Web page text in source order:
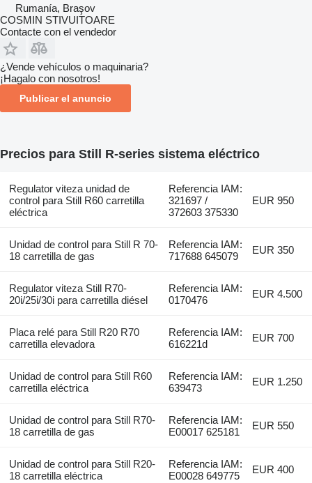
Rumanía, Braşov
COSMIN STIVUITOARE
Contacte con el vendedor
¿Vende vehículos o maquinaria?
¡Hagalo con nosotros!
Publicar el anuncio
Precios para Still R-series sistema eléctrico
Regulator viteza unidad de
control para Still R60 carretilla
eléctrica
Referencia IAM:
321697 /
372603 375330
EUR 950
Unidad de control para Still R 70-
18 carretilla de gas
Referencia IAM:
717688 645079
EUR 350
Regulator viteza Still R70-
20i/25i/30i para carretilla diésel
Referencia IAM:
0170476
EUR 4.500
Placa relé para Still R20 R70
carretilla elevadora
Referencia IAM:
616221d
EUR 700
Unidad de control para Still R60
carretilla eléctrica
Referencia IAM:
639473
EUR 1.250
Unidad de control para Still R70-
18 carretilla de gas
Referencia IAM:
E00017 625181
EUR 550
Unidad de control para Still R20-
18 carretilla eléctrica
Referencia IAM:
E00028 649775
EUR 400